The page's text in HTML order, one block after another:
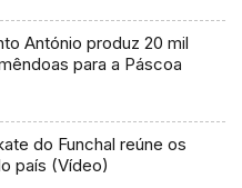
António produz 20 mil
para a Páscoa
do Funchal reúne os
país (Vídeo)